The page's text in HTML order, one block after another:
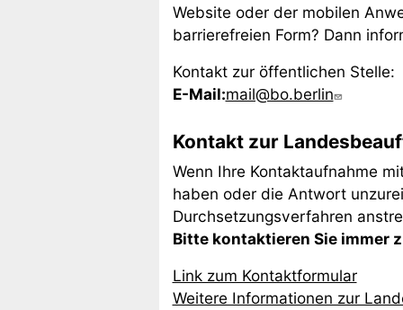
Website oder der mobilen
barrierefreien Form? Dann
Kontakt zur öffentlichen Stelle:
E-Mail:mail@bo.berlin
Kontakt zur
Wenn Ihre Kontaktaufnahme
haben oder die Antwort
Durchsetzungsverfahren
Bitte kontaktieren Sie immer
Link zum Kontaktformular
Weitere Informationen zur